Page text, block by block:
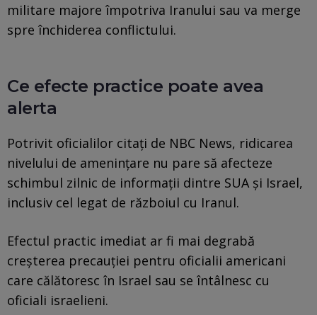
militare majore împotriva Iranului sau va merge
spre închiderea conflictului.
Ce efecte practice poate avea
alerta
Potrivit oficialilor citați de NBC News, ridicarea
nivelului de amenințare nu pare să afecteze
schimbul zilnic de informații dintre SUA și Israel,
inclusiv cel legat de războiul cu Iranul.
Efectul practic imediat ar fi mai degrabă
creșterea precauției pentru oficialii americani
care călătoresc în Israel sau se întâlnesc cu
oficiali israelieni.